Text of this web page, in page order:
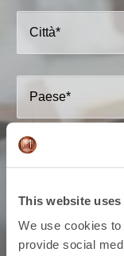
This website
We use cookies
provide social